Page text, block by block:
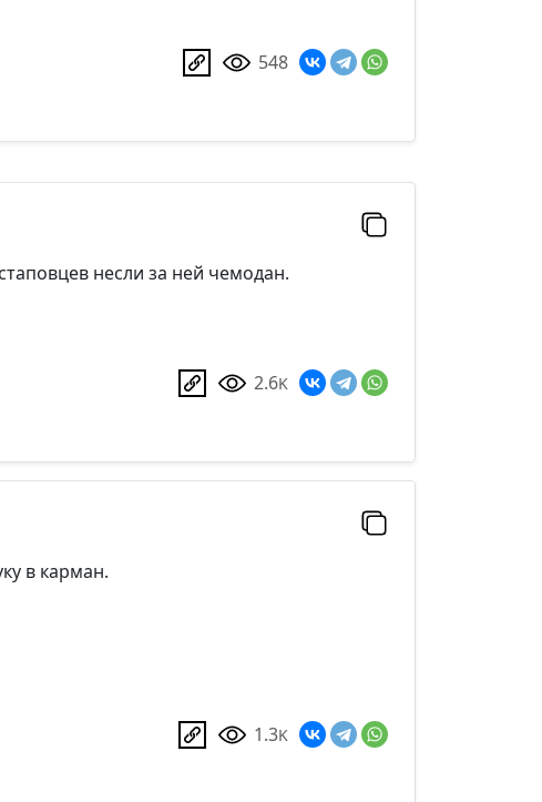
548
несли за ней чемодан.
2.6K
в карман.
1.3K